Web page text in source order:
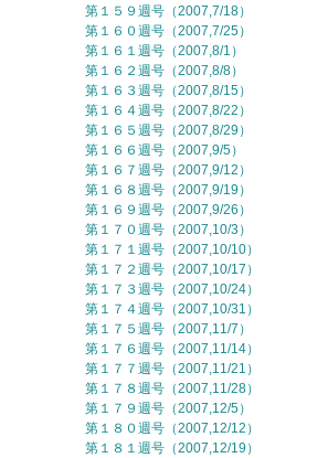
第１５９週号（2007,7/18）
第１６０週号（2007,7/25）
第１６１週号（2007,8/1）
第１６２週号（2007,8/8）
第１６３週号（2007,8/15）
第１６４週号（2007,8/22）
第１６５週号（2007,8/29）
第１６６週号（2007,9/5）
第１６７週号（2007,9/12）
第１６８週号（2007,9/19）
第１６９週号（2007,9/26）
第１７０週号（2007,10/3）
第１７１週号（2007,10/10）
第１７２週号（2007,10/17）
第１７３週号（2007,10/24）
第１７４週号（2007,10/31）
第１７５週号（2007,11/7）
第１７６週号（2007,11/14）
第１７７週号（2007,11/21）
第１７８週号（2007,11/28）
第１７９週号（2007,12/5）
第１８０週号（2007,12/12）
第１８１週号（2007,12/19）